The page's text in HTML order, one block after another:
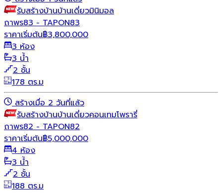
รับสร้างบ้านบ้านเดี่ยวมินิมอล
ถาพร83 - TAPON83
ราคาเริ่มต้น฿3,800,000
3 ห้อง
3 น้ำ
2 ชั้น
178 ตร.ม
สร้างเมื่อ 2 วันที่แล้ว
รับสร้างบ้านบ้านเดี่ยวคอนเทมโพรารี่
ถาพร82 - TAPON82
ราคาเริ่มต้น฿5,000,000
4 ห้อง
3 น้ำ
2 ชั้น
188 ตร.ม